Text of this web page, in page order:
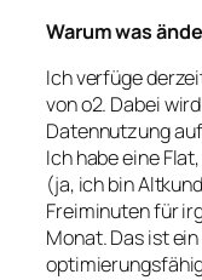
Warum was
Ich verfüge
von o2. Dabei
Datennutzung
Ich habe eine
(ja, ich bin
Freiminuten für
Monat. Das ist